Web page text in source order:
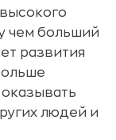
чем больший
развития
людей и